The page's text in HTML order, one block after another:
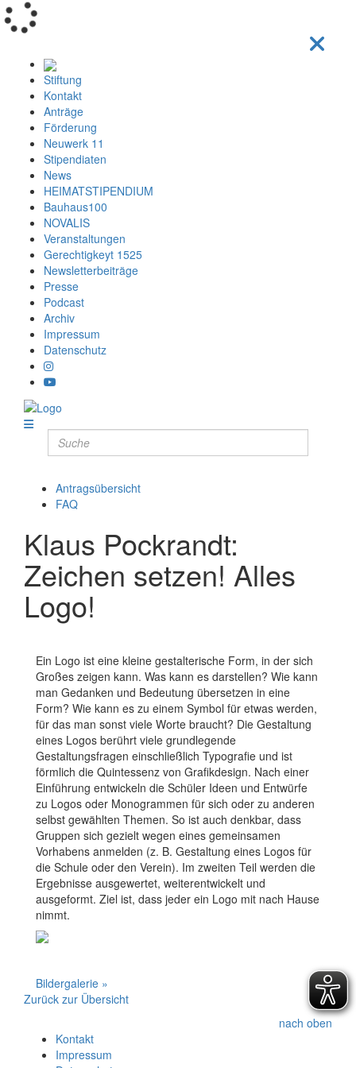
Stiftung
Kontakt
Anträge
Förderung
Neuwerk 11
Stipendiaten
News
HEIMATSTIPENDIUM
Bauhaus100
NOVALIS
Veranstaltungen
Gerechtigkeyt 1525
Newsletterbeiträge
Presse
Podcast
Archiv
Impressum
Datenschutz
Antragsübersicht
FAQ
Klaus Pockrandt:
Zeichen setzen! Alles
Logo!
Ein Logo ist eine kleine gestalterische Form, in der sich
Großes zeigen kann. Was kann es darstellen? Wie kann
man Gedanken und Bedeutung übersetzen in eine
Form? Wie kann es zu einem Symbol für etwas werden,
für das man sonst viele Worte braucht? Die Gestaltung
eines Logos berührt viele grundlegende
Gestaltungsfragen einschließlich Typografie und ist
förmlich die Quintessenz von Grafikdesign. Nach einer
Einführung entwickeln die Schüler Ideen und Entwürfe
zu Logos oder Monogrammen für sich oder zu anderen
selbst gewählten Themen. So ist auch denkbar, dass
Gruppen sich gezielt wegen eines gemeinsamen
Vorhabens anmelden (z. B. Gestaltung eines Logos für
die Schule oder den Verein). Im zweiten Teil werden die
Ergebnisse ausgewertet, weiterentwickelt und
ausgeformt. Ziel ist, dass jeder ein Logo mit nach Hause
nimmt.
Bildergalerie »
Zurück zur Übersicht
nach oben
Kontakt
Impressum